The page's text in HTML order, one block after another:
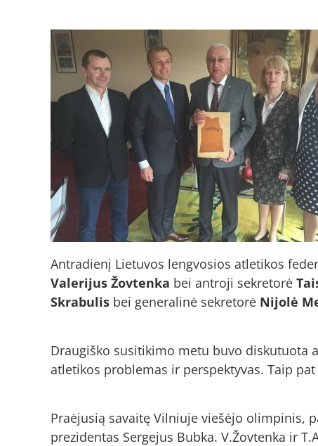
Antradienį Lietuvos lengvosios atletikos
Valerijus Žovtenka bei antroji sekretorė
Skrabulis bei generalinė sekretorė Nijolė
Draugiško susitikimo metu buvo diskutuota
atletikos problemas ir perspektyvas. Taip
Praėjusią savaitę Vilniuje viešėjo olimpinis,
prezidentas Sergejus Bubka. V.Žovtenka ir